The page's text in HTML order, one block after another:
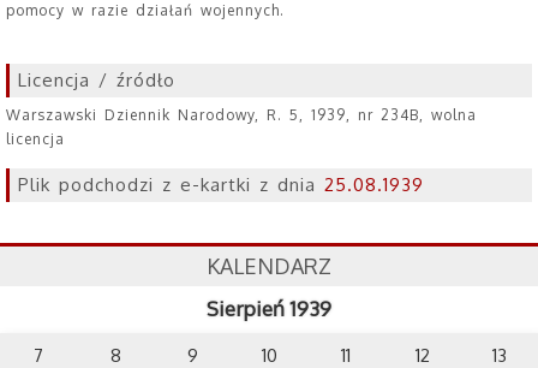
pomocy w razie działań wojennych.
Licencja / źródło
Warszawski Dziennik Narodowy, R. 5, 1939, nr 234B, wolna
licencja
Plik podchodzi z e-kartki z dnia 25.08.1939
KALENDARZ
Sierpień 1939
7 8 9 10 11 12 13